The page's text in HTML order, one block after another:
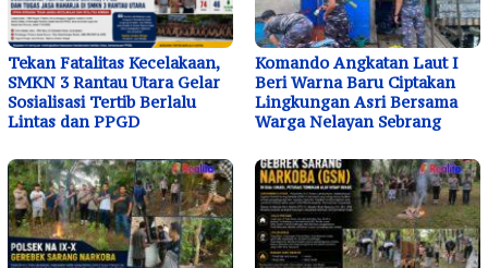
Tekan Fatalitas Kecelakaan,
SMKN 3 Rantau Utara Gelar
Sosialisasi Tertib Berlalu
Lintas dan PPGD
Komando Angkatan Laut I
Beri Warna Baru Ciptakan
Lingkungan Asri Bersama
Warga Nelayan Sebrang